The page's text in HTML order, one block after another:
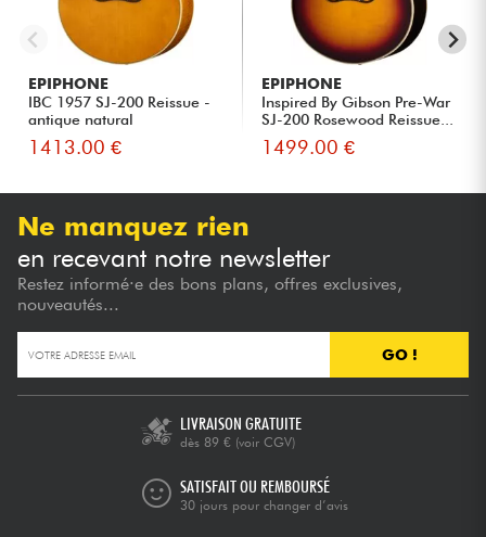
EPIPHONE
IBC 1957 SJ-200 Reissue -
antique natural
1413.00 €
EPIPHONE
Inspired By Gibson Pre-War
SJ-200 Rosewood Reissue...
1499.00 €
Ne manquez rien
en recevant notre newsletter
Restez informé·e des bons plans, offres exclusives,
nouveautés...
GO !
LIVRAISON GRATUITE
dès 89 € (voir CGV)
SATISFAIT OU REMBOURSÉ
30 jours pour changer d’avis